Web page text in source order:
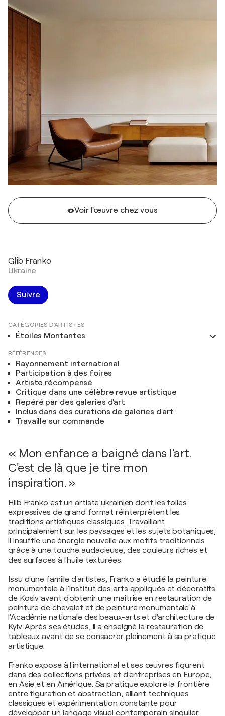
Voir l'œuvre chez vous
Glib Franko
Ukraine
Suivre
CATÉGORIES D'ARTISTES
Étoiles Montantes
RÉFÉRENCES
Rayonnement international
Participation à des foires
Artiste récompensé
Critique dans une célèbre revue artistique
Repéré par des galeries d'art
Inclus dans des curations de galeries d'art
Travaille sur commande
« Mon enfance a baigné dans l'art.
C'est de là que je tire mon
inspiration. »
Hlib Franko est un artiste ukrainien dont les toiles
expressives de grand format réinterprètent les
traditions artistiques classiques. Travaillant
principalement sur les paysages et les sujets botaniques,
il insuffle une énergie nouvelle aux motifs traditionnels
grâce à une touche audacieuse, des couleurs riches et
des surfaces à l'huile texturées.
Issu d'une famille d'artistes, Franko a étudié la peinture
monumentale à l'Institut des arts appliqués et décoratifs
de Kosiv avant d'obtenir une maîtrise en restauration de
peinture de chevalet et de peinture monumentale à
l'Académie nationale des beaux-arts et d'architecture de
Kyiv. Après ses études, il a enseigné la restauration de
tableaux avant de se consacrer pleinement à sa pratique
artistique.
Franko expose à l'international et ses œuvres figurent
dans des collections privées et d'entreprises en Europe,
en Asie et en Amérique. Sa pratique explore la frontière
entre figuration et abstraction, alliant techniques
classiques et expérimentation constante pour
développer un langage visuel contemporain singulier.